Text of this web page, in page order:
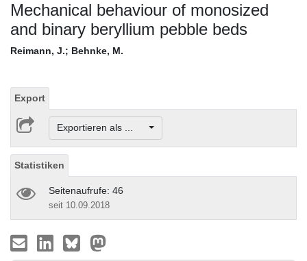
Mechanical behaviour of monosized
and binary beryllium pebble beds
Reimann, J.; Behnke, M.
Export
Exportieren als ...
Statistiken
Seitenaufrufe: 46
seit 10.09.2018